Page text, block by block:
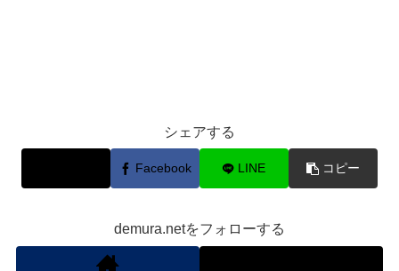
シェアする
Facebook LINE コピー
demura.netをフォローする